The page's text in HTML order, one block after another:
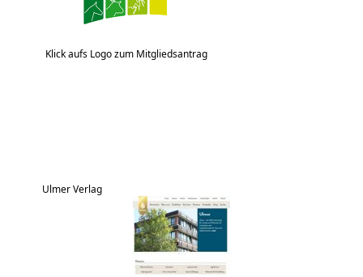
Klick aufs Logo zum Mitgliedsantrag
Ulmer Verlag